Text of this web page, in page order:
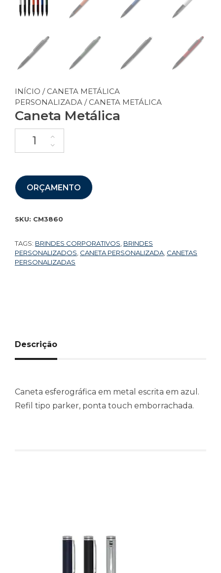
INÍCIO / CANETA METÁLICA
PERSONALIZADA / CANETA METÁLICA
Caneta Metálica
ORÇAMENTO
SKU: CM3860
TAGS: BRINDES CORPORATIVOS BRINDES
PERSONALIZADOS CANETA PERSONALIZADA CANETAS
PERSONALIZADAS
Descrição
Caneta esferográfica em metal escrita em azul.
Refil tipo parker, ponta touch emborrachada.